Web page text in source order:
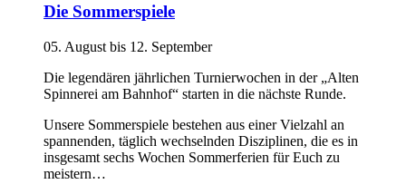
Die Sommerspiele
05. August bis 12. September
Die legendären jährlichen Turnierwochen in der „Alten
Spinnerei am Bahnhof“ starten in die nächste Runde.
Unsere Sommerspiele bestehen aus einer Vielzahl an
spannenden, täglich wechselnden Disziplinen, die es in
insgesamt sechs Wochen Sommerferien für Euch zu
meistern…